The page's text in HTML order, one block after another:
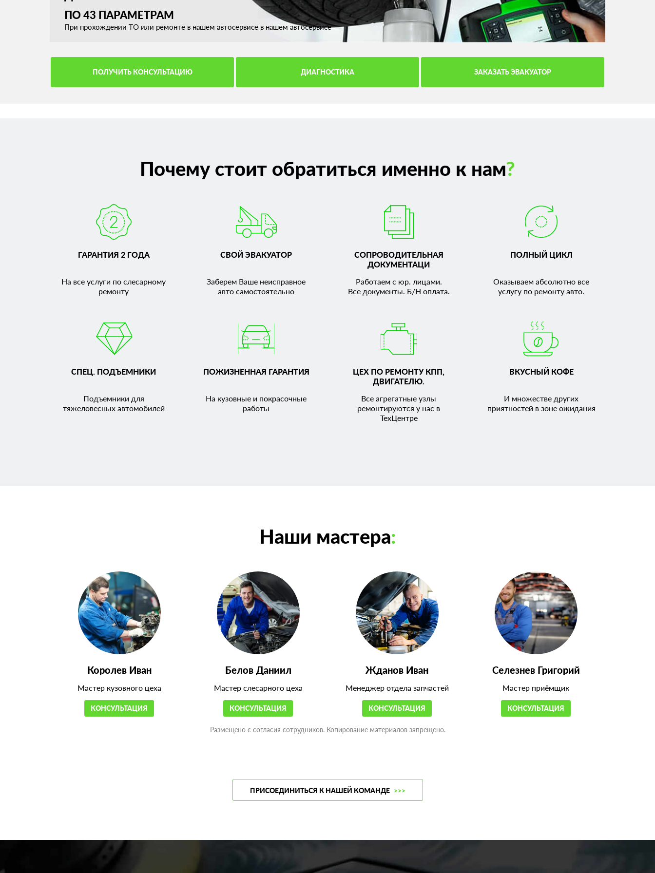
ПО 43 ПАРАМЕТРАМ
При прохождении ТО или ремонте в нашем автосервисе в нашем автосервисе
ПОЛУЧИТЬ КОНСУЛЬТАЦИЮ ДИАГНОСТИКА ЗАКАЗАТЬ ЭВАКУАТОР
Почему стоит обратиться именно к нам?
ГАРАНТИЯ 2 ГОДА
На все услуги по слесарному
ремонту
СВОЙ ЭВАКУАТОР
Заберем Ваше неисправное
авто самостоятельно
СОПРОВОДИТЕЛЬНАЯ
ДОКУМЕНТАЦИ
Работаем с юр. лицами.
Все документы. Б/Н оплата.
ПОЛНЫЙ ЦИКЛ
Оказываем абсолютно все
услугу по ремонту авто.
СПЕЦ. ПОДЪЕМНИКИ
Подъемники для
тяжеловесных автомобилей
ПОЖИЗНЕННАЯ ГАРАНТИЯ
На кузовные и покрасочные
работы
ЦЕХ ПО РЕМОНТУ КПП,
ДВИГАТЕЛЮ.
Все агрегатные узлы
ремонтируются у нас в
ТехЦентре
ВКУСНЫЙ КОФЕ
И множестве других
приятностей в зоне ожидания
Наши мастера:
Королев Иван
Мастер кузовного цеха
КОНСУЛЬТАЦИЯ
Белов Даниил
Мастер слесарного цеха
КОНСУЛЬТАЦИЯ
Жданов Иван
Менеджер отдела запчастей
КОНСУЛЬТАЦИЯ
Селезнев Григорий
Мастер приёмщик
КОНСУЛЬТАЦИЯ
Размещено с согласия сотрудников. Копирование материалов запрещено.
ПРИСОЕДИНИТЬСЯ К НАШЕЙ КОМАНДЕ >>>